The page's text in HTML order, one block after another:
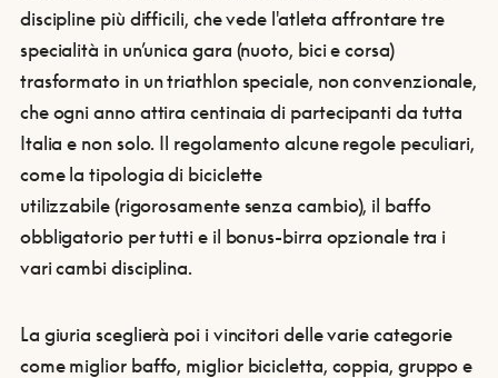
discipline più difficili, che vede l'atleta affrontare tre
specialità in un’unica gara (nuoto, bici e corsa)
trasformato in un triathlon speciale, non convenzionale,
che ogni anno attira centinaia di partecipanti da tutta
Italia e non solo. Il regolamento alcune regole peculiari,
come la tipologia di biciclette
utilizzabile (rigorosamente senza cambio), il baffo
obbligatorio per tutti e il bonus-birra opzionale tra i
vari cambi disciplina.
La giuria sceglierà poi i vincitori delle varie categorie
come miglior baffo, miglior bicicletta, coppia, gruppo e